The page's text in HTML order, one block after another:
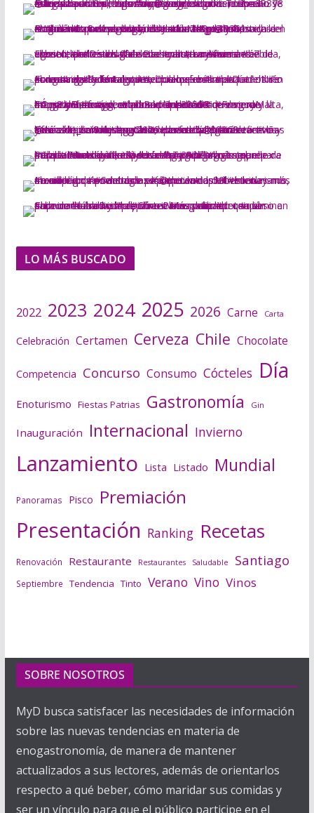
LO MÁS BUSCADO
2022 2023 2024 2025 2026 Carne Carta
Celebración Certamen Cerveza Chile Chocolate
Competencia Concurso Consumo Cócteles Día
Enoturismo Fiestas Patrias Gastronomía Gin
Inauguración Internacional Invierno
Lanzamiento Lista Listado Mundial
Panoramas Pisco Premiación
Presentación Ranking Recetas
Renovación Restaurante Restaurantes Saludable Santiago
Septiembre Tendencia Tinto Verano Vino Vinos
SOBRE NOSOTROS
MyD busca satisfacer las necesidades de información
sobre las nuevas tendencias en materia de
enogastronomía, de manera de mantener
actualizados a sus lectores, además de orientarlos
respecto a qué beber, cómo maridar sus comidas y
ser un vínculo para que el público participe en el